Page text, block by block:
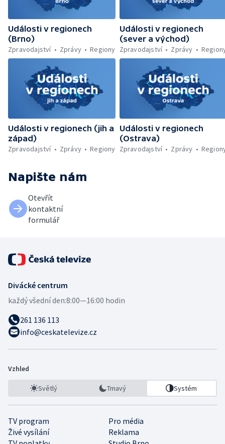
Václava Havla odbavilo 8 milionů cestujících
— V Plzni přibývá nelegálních graffiti
Události v regionech
(Brno)
Zpravodajství
Zprávy Regiony
Události v regionech
(sever a východ)
Zpravodajství
Zprávy
Události v regionech (jih a
západ)
Zpravodajství
Zprávy Regiony
Události v regionech
(Ostrava)
Zpravodajství
Zprávy
Napište nám
Otevřít
kontaktní
formulář
Divácké centrum
každý všední den:8:00—16:00 hodin
261 136 113
info@ceskatelevize.cz
Vzhled
Světlý Tmavý Systém
TV program
Pro média
Živé vysílání
Reklama